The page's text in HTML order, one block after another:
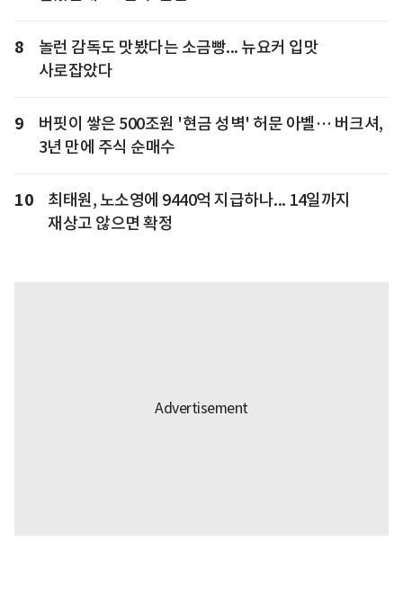
8
놀런 감독도 맛봤다는 소금빵... 뉴요커 입맛
사로잡았다
9
버핏이 쌓은 500조원 '현금 성벽' 허문 아벨… 버크셔,
3년 만에 주식 순매수
10
최태원, 노소영에 9440억 지급하나... 14일까지
재상고 않으면 확정